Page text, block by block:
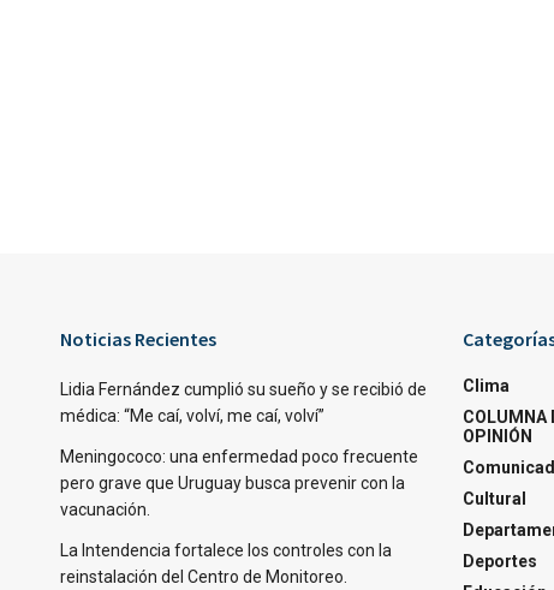
Noticias Recientes
Lidia Fernández cumplió su sueño y se recibió de
médica: “Me caí, volví, me caí, volví”
Meningococo: una enfermedad poco frecuente
pero grave que Uruguay busca prevenir con la
vacunación.
La Intendencia fortalece los controles con la
reinstalación del Centro de Monitoreo.
Clima
COLUMNA
OPINIÓN
Cultural
Deportes